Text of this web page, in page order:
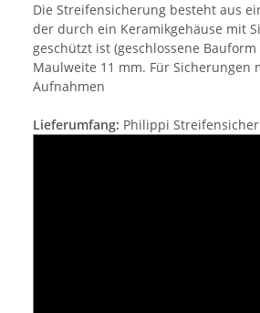
Die Streifensicherung besteht aus
der durch ein Keramikgehäuse mit
geschützt ist (geschlossene Bauform
Maulweite 11 mm. Für Sicherungen
Aufnahmen
Lieferumfang: Philippi